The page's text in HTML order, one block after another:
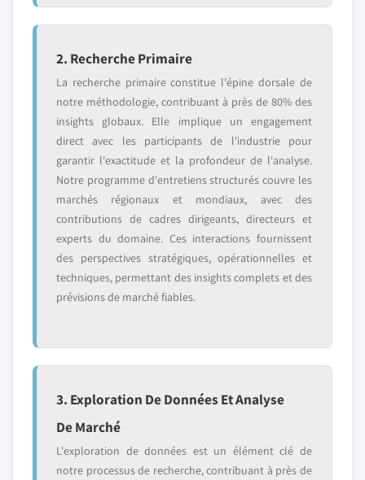
2. Recherche Primaire
La recherche primaire constitue l'épine dorsale de
notre méthodologie, contribuant à près de 80% des
insights globaux. Elle implique un engagement
direct avec les participants de l'industrie pour
garantir l'exactitude et la profondeur de l'analyse.
Notre programme d'entretiens structurés couvre les
marchés régionaux et mondiaux, avec des
contributions de cadres dirigeants, directeurs et
experts du domaine. Ces interactions fournissent
des perspectives stratégiques, opérationnelles et
techniques, permettant des insights complets et des
prévisions de marché fiables.
3. Exploration De Données Et Analyse
De Marché
L'exploration de données est un élément clé de
notre processus de recherche, contribuant à près de